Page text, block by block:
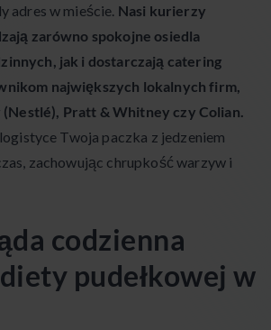
adres w mieście. Nasi kurierzy
zarówno spokojne osiedla
jak i dostarczają catering
największych lokalnych firm,
Pratt & Whitney czy Colian.
Twoja paczka z jedzeniem
zachowując chrupkość warzyw i
codzienna
pudełkowej w